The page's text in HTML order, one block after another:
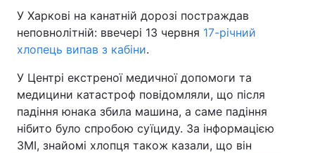
У Харкові на канатній дорозі постраждав
неповнолітній: ввечері 13 червня 17-річний
хлопець випав з кабіни.
У Центрі екстреної медичної допомоги та
медицини катастроф повідомляли, що після
падіння юнака збила машина, а саме падіння
нібито було спробою суїциду. За інформацією
ЗМІ, знайомі хлопця також казали, що він